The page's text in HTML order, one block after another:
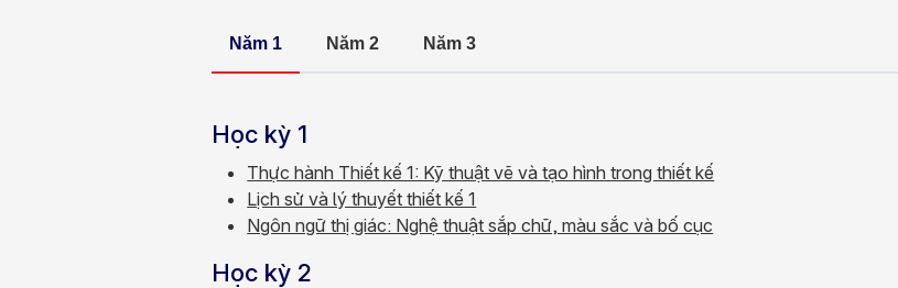
Năm 1 Năm 2 Năm 3
Học kỳ 1
Thực hành Thiết kế 1: Kỹ thuật vẽ và tạo hình trong thiết kế
Lịch sử và lý thuyết thiết kế 1
Ngôn ngữ thị giác: Nghệ thuật sắp chữ, màu sắc và bố cục
Học kỳ 2